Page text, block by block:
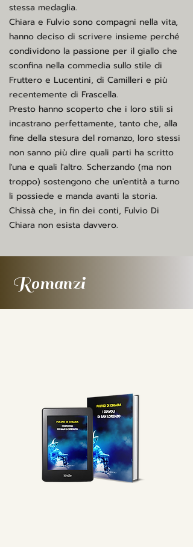
stessa medaglia.
Chiara e Fulvio sono compagni nella vita,
hanno deciso di scrivere insieme perché
condividono la passione per il giallo che
sconfina nella commedia sullo stile di
Fruttero e Lucentini, di Camilleri e più
recentemente di Frascella.
Presto hanno scoperto che i loro stili si
incastrano perfettamente, tanto che, alla
fine della stesura del romanzo, loro stessi
non sanno più dire quali parti ha scritto
l'una e quali l'altro. Scherzando (ma non
troppo) sostengono che un'entità a turno
li possiede e manda avanti la storia.
Chissà che, in fin dei conti, Fulvio Di
Chiara non esista davvero.
Romanzi